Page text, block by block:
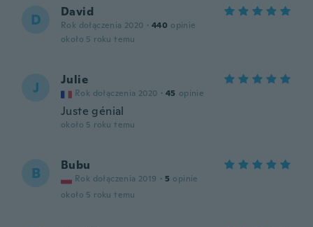
D David
Rok dołączenia 2020 · 440 opinie
około 5 roku temu
J Julie
Rok dołączenia 2020 · 45 opinie
Juste génial
około 5 roku temu
B Bubu
Rok dołączenia 2019 · 5 opinie
około 5 roku temu